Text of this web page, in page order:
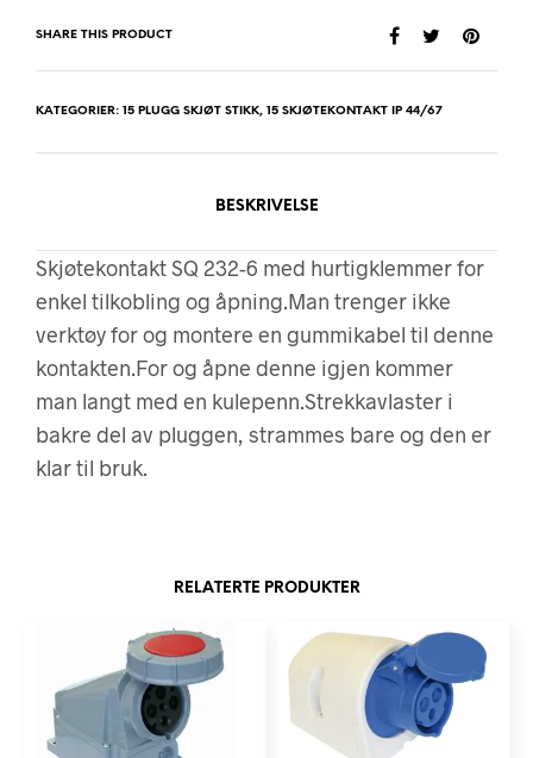
SHARE THIS PRODUCT
KATEGORIER: 15 PLUGG SKJØT STIKK, 15 SKJØTEKONTAKT IP 44/67
BESKRIVELSE
Skjøtekontakt SQ 232-6 med hurtigklemmer for
enkel tilkobling og åpning.Man trenger ikke
verktøy for og montere en gummikabel til denne
kontakten.For og åpne denne igjen kommer
man langt med en kulepenn.Strekkavlaster i
bakre del av pluggen, strammes bare og den er
klar til bruk.
RELATERTE PRODUKTER